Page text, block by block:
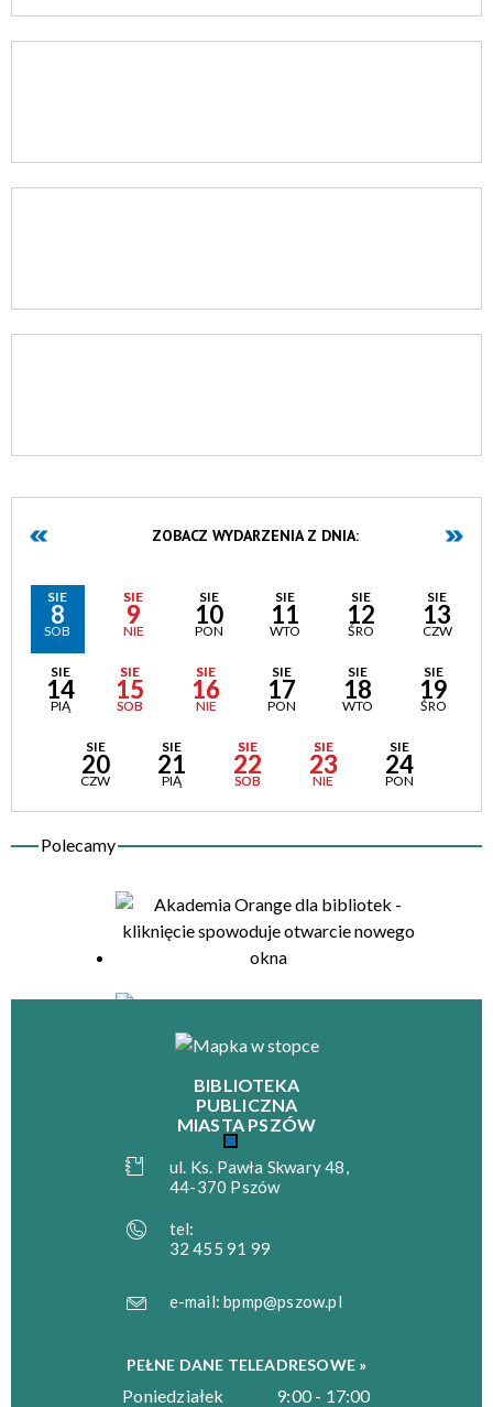
ZOBACZ WYDARZENIA Z DNIA:
SIE
8
SOB
SIE
9
NIE
SIE
10
PON
SIE
11
WTO
SIE
12
ŚRO
SIE
13
CZW
SIE
14
PIĄ
SIE
15
SOB
SIE
16
NIE
SIE
17
PON
SIE
18
WTO
SIE
19
ŚRO
SIE
20
CZW
SIE
21
PIĄ
SIE
22
SOB
SIE
23
NIE
SIE
24
PON
BIBLIOTEKA
PUBLICZNA
MIASTA PSZÓW
ul. Ks. Pawła Skwary 48,
44-370 Pszów
tel:
32 455 91 99
e-mail:bpmp@pszow.pl
PEŁNE DANE TELEADRESOWE »
Poniedziałek
9:00 - 17:00